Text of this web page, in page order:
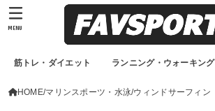
筋トレ・ダイエット ランニング・ウォーキング
MENU
HOME マリンスポーツ・水泳 ウィンドサーフィン